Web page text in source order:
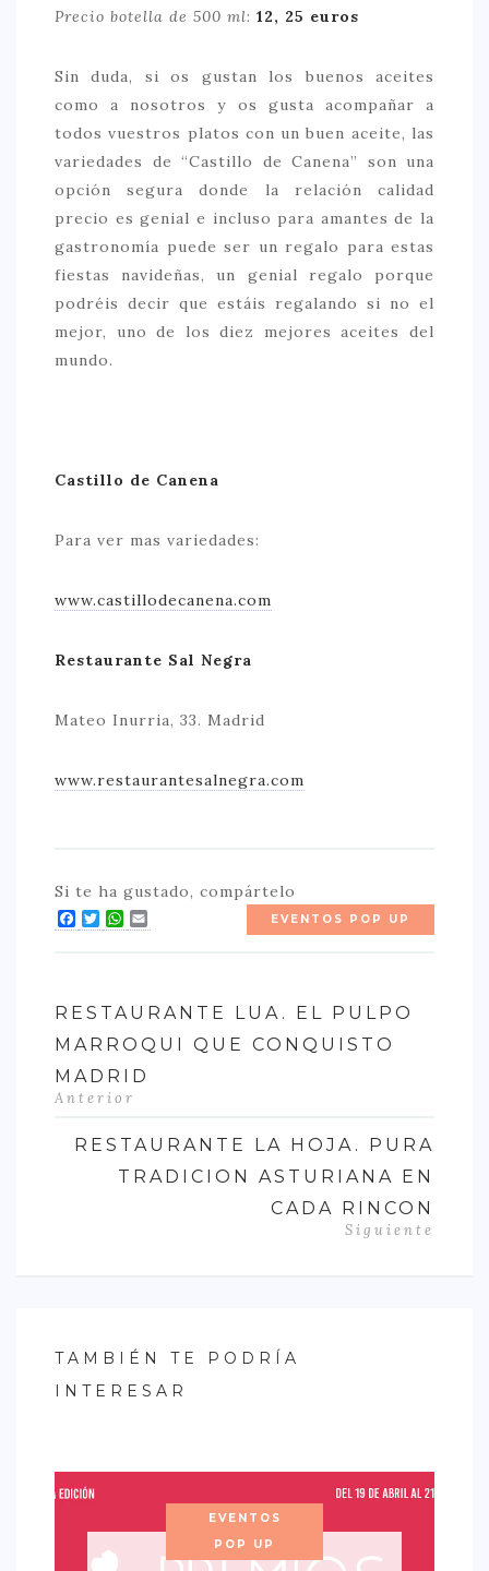
Precio botella de 500 ml: 12, 25 euros
Sin duda, si os gustan los buenos aceites
como a nosotros y os gusta acompañar a
todos vuestros platos con un buen aceite, las
variedades de “Castillo de Canena” son una
opción segura donde la relación calidad
precio es genial e incluso para amantes de la
gastronomía puede ser un regalo para estas
fiestas navideñas, un genial regalo porque
podréis decir que estáis regalando si no el
mejor, uno de los diez mejores aceites del
mundo.
Castillo de Canena
Para ver mas variedades:
www.castillodecanena.com
Restaurante Sal Negra
Mateo Inurria, 33. Madrid
www.restaurantesalnegra.com
Si te ha gustado, compártelo
Facebook
Twitter
WhatsApp EVENTOS POP UP
RESTAURANTE LUA. EL PULPO
MARROQUI QUE CONQUISTO
MADRID
Anterior
RESTAURANTE LA HOJA. PURA
TRADICION ASTURIANA EN
CADA RINCON
Siguiente
TAMBIÉN TE PODRÍA
INTERESAR
EVENTOS
POP UP